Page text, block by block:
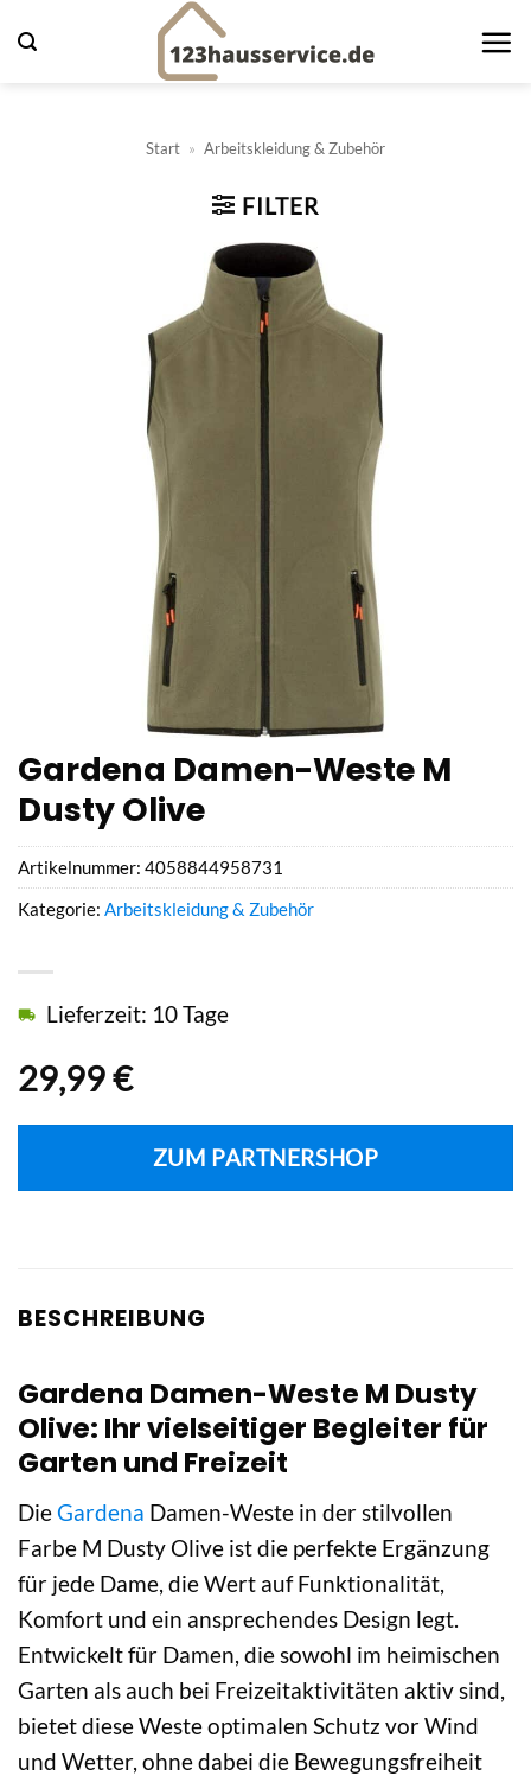
Inhalt
Start » Arbeitskleidung & Zubehör
FILTER
Gardena Damen-Weste M
Dusty Olive
29,99€
Lieferzeit: 10 Tage
ZUM PARTNERSHOP
Artikelnummer: 4058844958731
Kategorie: Arbeitskleidung & Zubehör
BESCHREIBUNG
Gardena Damen-Weste M Dusty
Olive: Ihr vielseitiger Begleiter für
Garten und Freizeit
DieGardena Damen-Weste in der stilvollen
Farbe M Dusty Olive ist die perfekte Ergänzung
für jede Dame, die Wert auf Funktionalität,
Komfort und ein ansprechendes Design legt.
Entwickelt für Damen, die sowohl im heimischen
Garten als auch bei Freizeitaktivitäten aktiv sind,
bietet diese Weste optimalen Schutz vor Wind
und Wetter, ohne dabei die Bewegungsfreiheit